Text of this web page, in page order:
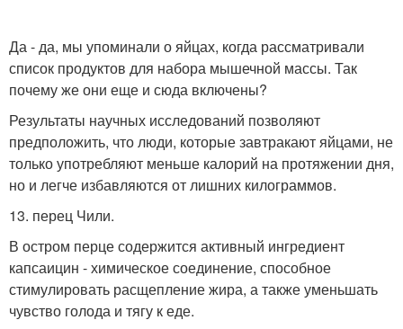
Да - да, мы упоминали о яйцах, когда рассматривали
список продуктов для набора мышечной массы. Так
почему же они еще и сюда включены?
Результаты научных исследований позволяют
предположить, что люди, которые завтракают яйцами, не
только употребляют меньше калорий на протяжении дня,
но и легче избавляются от лишних килограммов.
13. перец Чили.
В остром перце содержится активный ингредиент
капсаицин - химическое соединение, способное
стимулировать расщепление жира, а также уменьшать
чувство голода и тягу к еде.